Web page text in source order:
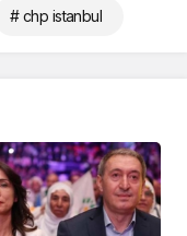
# chp istanbul